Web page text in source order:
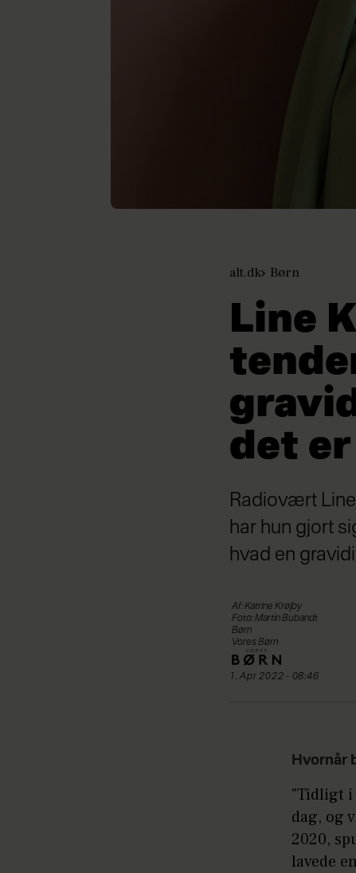
alt.dk Børn
Line
det
Radiovært
har hun gjort
hvad en
Af: Katrine Krøjby
Foto: Martin Bubandt
Børn
Vores Børn
1. Apr 2022 - 08:46
Hvornår
"Tidligt i
dag, og
2020,
lavede